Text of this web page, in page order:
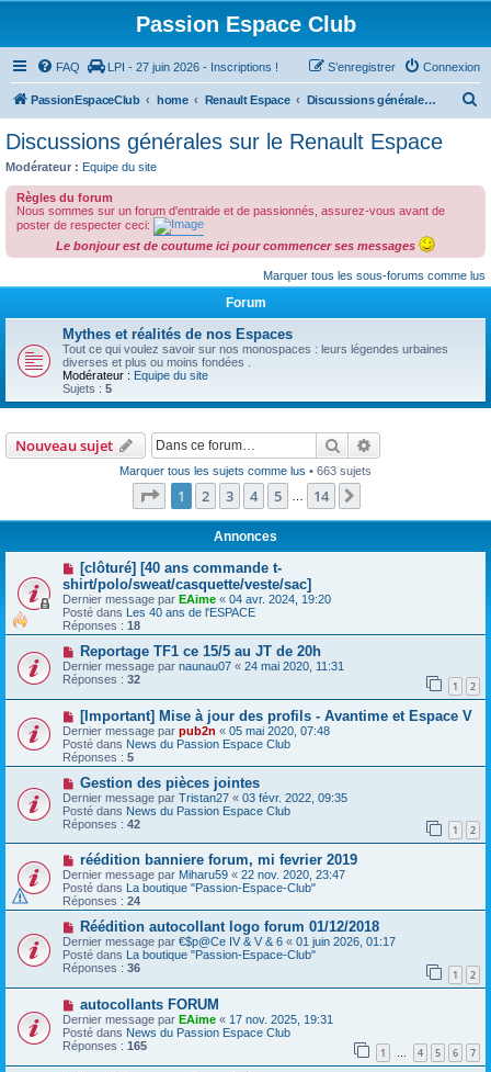
Passion Espace Club
FAQ LPI - 27 juin 2026 - Inscriptions ! Connexion
S’enregistrer
PassionEspaceClub home Renault Espace Discussions générales sur le Renault Espace
c
h
Discussions générales sur le Renault Espace
Modérateur : Equipe du site
Règles du forum
Nous sommes sur un forum d'entraide et de passionnés, assurez-vous avant de
poster de respecter ceci:
Le bonjour est de coutume ici pour commencer ses messages
Marquer tous les sous-forums comme lus
Forum
Mythes et réalités de nos Espaces
Tout ce qui voulez savoir sur nos monospaces : leurs légendes urbaines
diverses et plus ou moins fondées .
Modérateur : Equipe du site
Sujets : 5
Nouveau sujet Rechercher
Marquer tous les sujets comme lus • 663 sujets
Page 1sur14
1 2 3 4 5 14
Annonces
[clôturé] [40 ans commande t-
shirt/polo/sweat/casquette/veste/sac]
Dernier message par EAime « 04 avr. 2024, 19:20
Posté dans Les 40 ans de l'ESPACE
Réponses : 18
Reportage TF1 ce 15/5 au JT de 20h
Dernier message par naunau07 « 24 mai 2020, 11:31
Réponses : 32 1 2
[Important] Mise à jour des profils - Avantime et Espace V
Dernier message par pub2n « 05 mai 2020, 07:48
Posté dans News du Passion Espace Club
Réponses : 5
Gestion des pièces jointes
Dernier message par Tristan27 « 03 févr. 2022, 09:35
Posté dans News du Passion Espace Club
Réponses : 42 1 2
réédition banniere forum, mi fevrier 2019
Dernier message par Miharu59 « 22 nov. 2020, 23:47
Posté dans
La boutique "Passion-Espace-Club"
Réponses : 24
Réédition autocollant logo forum 01/12/2018
Dernier message par €$p@Ce IV & V & 6 « 01 juin 2026, 01:17
Posté dans
La boutique "Passion-Espace-Club"
Réponses : 36 1 2
autocollants FORUM
Dernier message par EAime « 17 nov. 2025, 19:31
Posté dans News du Passion Espace Club
Réponses : 165 1 … 4 5 6 7